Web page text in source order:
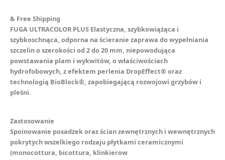
& Free Shipping
FUGA ULTRACOLOR PLUS Elastyczna, szybkowiążąca i
szybkoschnąca, odporna na ścieranie zaprawa do wypełniania
szczelin o szerokości od 2 do 20 mm, niepowodująca
powstawania plam i wykwitów, o właściwościach
hydrofobowych, z efektem perlenia DropEffect® oraz
technologią BioBlock®, zapobiegającą rozwojowi grzybów i
pleśni.
Zastosowanie
Spoinowanie posadzek oraz ścian zewnętrznych i wewnętrznych
pokrytych wszelkiego rodzaju płytkami ceramicznymi
(monocottura, bicottura, klinkierow